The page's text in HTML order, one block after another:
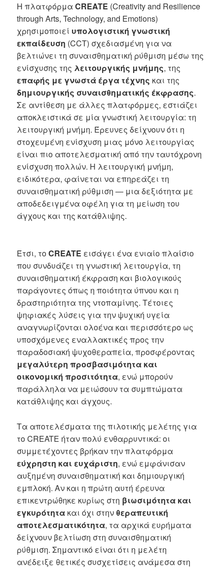
Η πλατφόρμαCREATE (Creativity and Resilience
through Arts, Technology, and Emotions)
χρησιμοποιεί υπολογιστική γνωστική
εκπαίδευση (CCT) σχεδιασμένη για να
βελτιώνει τη συναισθηματική ρύθμιση μέσω της
ενίσχυσης της λειτουργικής μνήμης, της
επαφής με γνωστά έργα τέχνης και της
δημιουργικής συναισθηματικής έκφρασης.
Σε αντίθεση με άλλες πλατφόρμες, εστιάζει
αποκλειστικά σε μία γνωστική λειτουργία: τη
λειτουργική μνήμη. Έρευνες δείχνουν ότι η
στοχευμένη ενίσχυση μιας μόνο λειτουργίας
είναι πιο αποτελεσματική από την ταυτόχρονη
ενίσχυση πολλών. Η λειτουργική μνήμη,
ειδικότερα, φαίνεται να επηρεάζει τη
συναισθηματική ρύθμιση — μια δεξιότητα με
αποδεδειγμένα οφέλη για τη μείωση του
άγχους και της κατάθλιψης.
Έτσι, τοCREATE εισάγει ένα ενιαίο πλαίσιο
που συνδυάζει τη γνωστική λειτουργία, τη
συναισθηματική έκφραση και βιολογικούς
παράγοντες όπως η ποιότητα ύπνου και η
δραστηριότητα της ντοπαμίνης. Τέτοιες
ψηφιακές λύσεις για την ψυχική υγεία
αναγνωρίζονται ολοένα και περισσότερο ως
υποσχόμενες εναλλακτικές προς την
παραδοσιακή ψυχοθεραπεία, προσφέροντας
μεγαλύτερη προσβασιμότητα και
οικονομική προσιτότητα, ενώ μπορούν
παράλληλα να μειώσουν τα συμπτώματα
κατάθλιψης και άγχους.
Τα αποτελέσματα της πιλοτικής μελέτης για
το CREATE ήταν πολύ ενθαρρυντικά: οι
συμμετέχοντες βρήκαν την πλατφόρμα
εύχρηστη και ευχάριστη, ενώ εμφάνισαν
αυξημένη συναισθηματική και δημιουργική
εμπλοκή. Αν και η πρώτη αυτή έρευνα
επικεντρώθηκε κυρίως στη βιωσιμότητα και
εγκυρότητα και όχι στην θεραπευτική
αποτελεσματικότητα, τα αρχικά ευρήματα
δείχνουν βελτίωση στη συναισθηματική
ρύθμιση. Σημαντικό είναι ότι η μελέτη
ανέδειξε θετικές συσχετίσεις ανάμεσα στη